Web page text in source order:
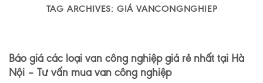
TAG ARCHIVES: GIÁ VANCONGNGHIEP
Báo giá các loại van công nghiệp giá rẻ nhất tại Hà
Nội – Tư vấn mua van công nghiệp